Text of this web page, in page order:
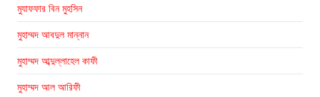
মুযাফফার বিন মুহসিন
মুহাম্মদ আবদুল মান্নান
মুহাম্মদ আব্দুল্লাহেল কাফী
মুহাম্মদ আল আরিফী